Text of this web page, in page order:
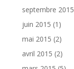
septembre 2015
juin 2015 (1)
mai 2015 (2)
avril 2015 (2)